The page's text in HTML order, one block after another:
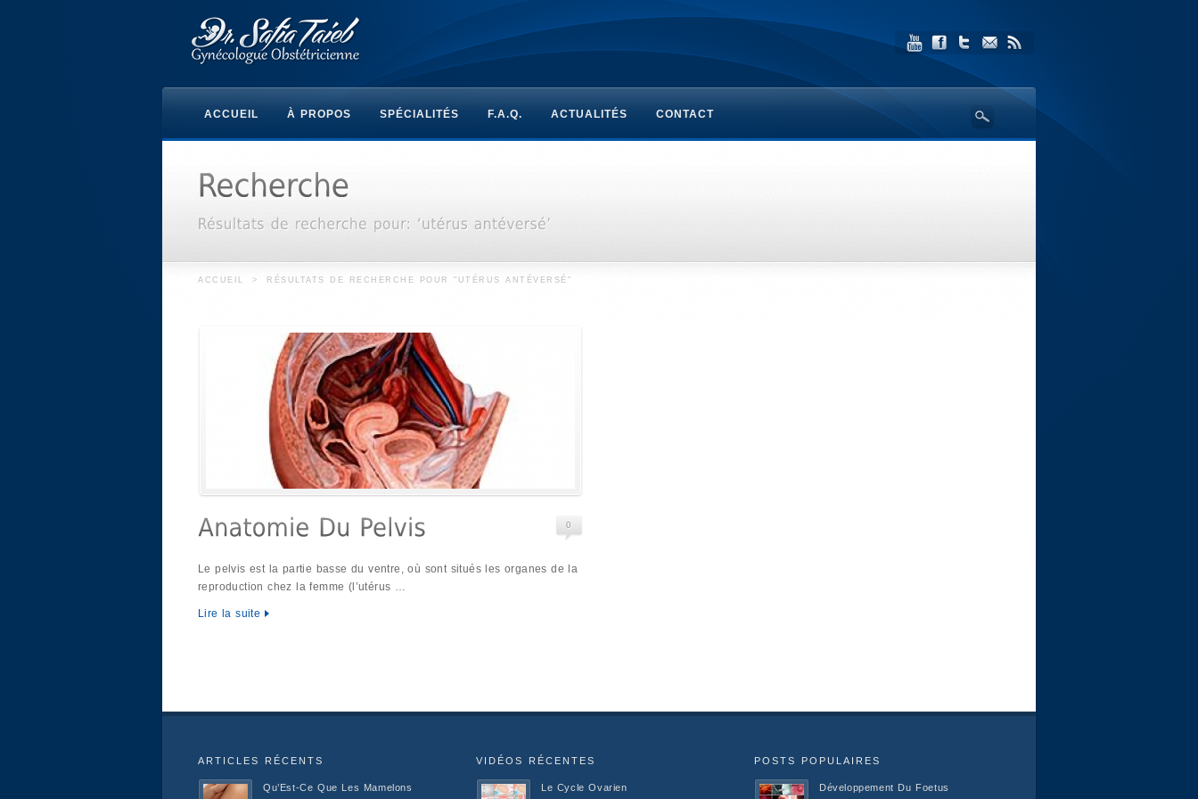
ACCUEIL À PROPOS SPÉCIALITÉS F.A.Q. ACTUALITÉS CONTACT
ACCUEIL > RÉSULTATS DE RECHERCHE POUR "UTÉRUS ANTÉVERSÉ"
0
Le pelvis est la partie basse du ventre, où sont situés les organes de la
reproduction chez la femme (l’utérus …
Lire la suite
ARTICLES RÉCENTS
Qu’Est-Ce Que Les Mamelons
VIDÉOS RÉCENTES
Le Cycle Ovarien
POSTS POPULAIRES
Développement Du Foetus